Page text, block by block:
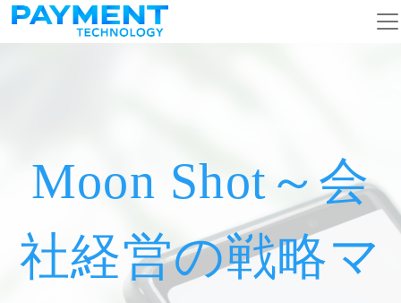
コンテンツへスキップ
メインナビゲーション
Moon Shot～会
社経営の戦略マ